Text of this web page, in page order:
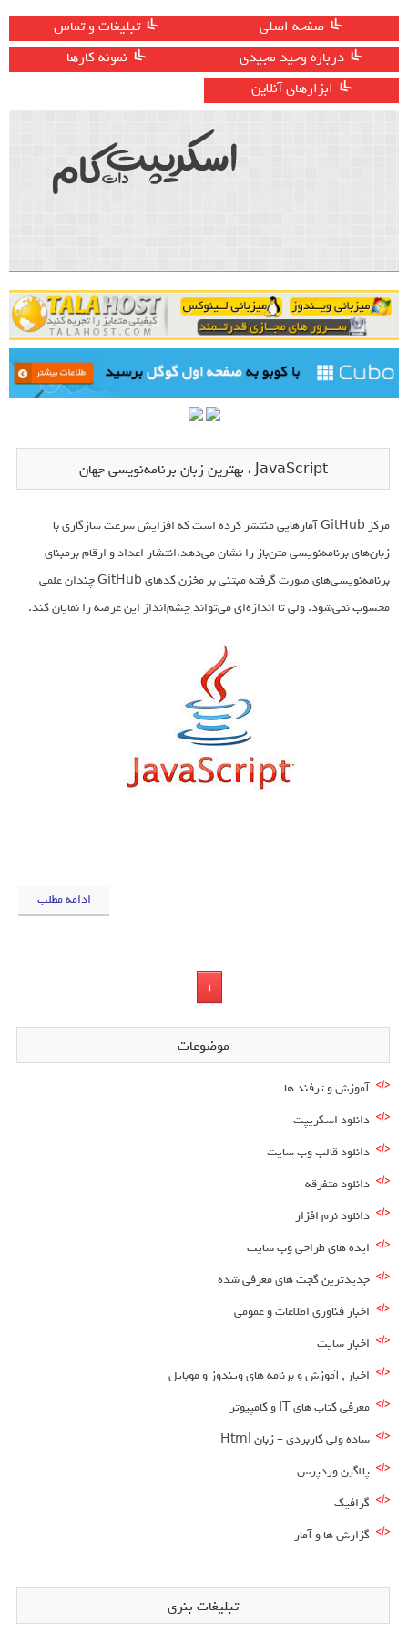
صفحه اصلی
تبلیغات و تماس
درباره وحید مجیدی
نمونه کارها
ابزارهای آنلاین
JavaScript ، بهترین زبان برنامه‌نویسی جهان
مرکز GitHub آمارهایی منتشر کرده است که افزایش سرعت سازگاری با
زبان‌های برنامه‌نویسی متن‌باز را نشان می‌دهد.انتشار اعداد و ارقام برمبنای
برنامه‌نویسی‌های صورت گرفته مبتنی بر مخزن کدهای GitHub چندان علمی
محسوب نمی‌شود. ولی تا اندازه‌ای می‌تواند چشم‌انداز این عرصه را نمایان کند.
ادامه مطلب
1
موضوعات
آموزش و ترفند ها
دانلود اسکریپت
دانلود قالب وب سایت
دانلود متفرقه
دانلود نرم افزار
ایده های طراحی وب سایت
جدیدترین گجت های معرفی شده
اخبار فناوری اطلاعات و عمومی
اخبار سایت
اخبار , آموزش و برنامه های ویندوز و موبایل
معرفی کتاب های IT و کامپیوتر
ساده ولی کاربردی – زبان Html
پلاگین وردپرس
گرافیک
گزارش ها و آمار
تبلیغات بنری